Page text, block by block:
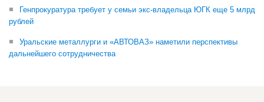
Генпрокуратура требует у семьи экс-владельца ЮГК еще 5 млрд
рублей
Уральские металлурги и «АВТОВАЗ» наметили перспективы
дальнейшего сотрудничества